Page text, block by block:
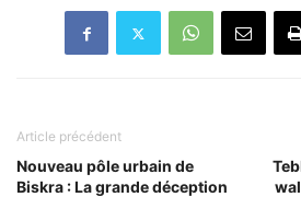
Article précédent
Nouveau pôle urbain de
Biskra : La grande déception